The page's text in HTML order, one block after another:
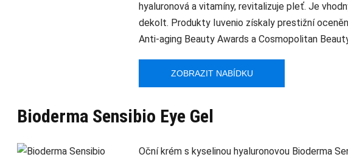
hyaluronová a vitamíny, revitalizuje pleť. Je
dekolt. Produkty Iuvenio získaly prestižní
Anti-aging Beauty Awards a Cosmopolitan
ZOBRAZIT NABÍDKU
Bioderma Sensibio Eye Gel
Oční krém s kyselinou hyaluronovou Bioderma